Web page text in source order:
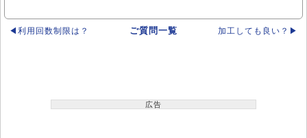
◀利用回数制限は？ ご質問一覧 加工しても良い？▶
広告